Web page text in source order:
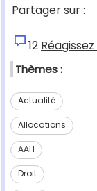
Partager sur :
12
Thèmes :
Actualité
Allocations
AAH
Droit